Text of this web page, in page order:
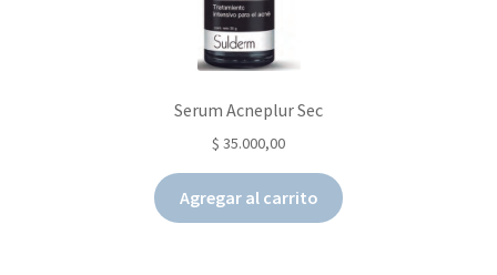
Serum Acneplur Sec
$ 35.000,00
Agregar al carrito